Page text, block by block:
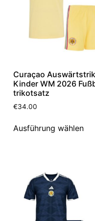
Curaçao
Kinder WM 2026
trikotsatz
€34.00
Ausführung wählen